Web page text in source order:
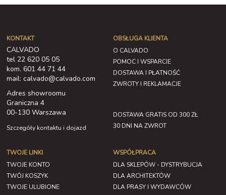
KONTAKT
CALVADO
tel 22 620 05 05
kom. 601 44 71 44
mail: calvado@calvado.com
Adres showroomu
Graniczna 4
00-130 Warszawa
Szczegóły kontaktu i dojazd
OBSŁUGA KLIENTA
O CALVADO
POMOC I WSPARCIE
DOSTAWA I PŁATNOŚĆ
ZWROTY I REKLAMACJE
DOSTAWA GRATIS OD 300 ZŁ
30 DNI NA ZWROT
TWOJE LINKI
TWOJE KONTO
TWÓJ KOSZYK
TWOJE ULUBIONE
WSPÓŁPRACA
DLA SKLEPÓW - DYSTRYBUCJA
DLA ARCHITEKTÓW
DLA PRASY I WYDAWCÓW